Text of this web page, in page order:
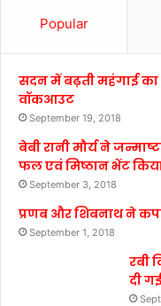
Popular
सदन में बढ़ती महंगाई का
वॉकआउट
September 19, 2018
बेबी रानी मौर्य ने
फल एवं मिष्ठान भेंट
September 3, 2018
प्रणब और शिबनाथ ने
September 1, 2018
रबी
दी